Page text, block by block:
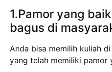
1.Pamor yang
bagus di
Anda bisa memilih kuliah
yang telah memiliki pamor